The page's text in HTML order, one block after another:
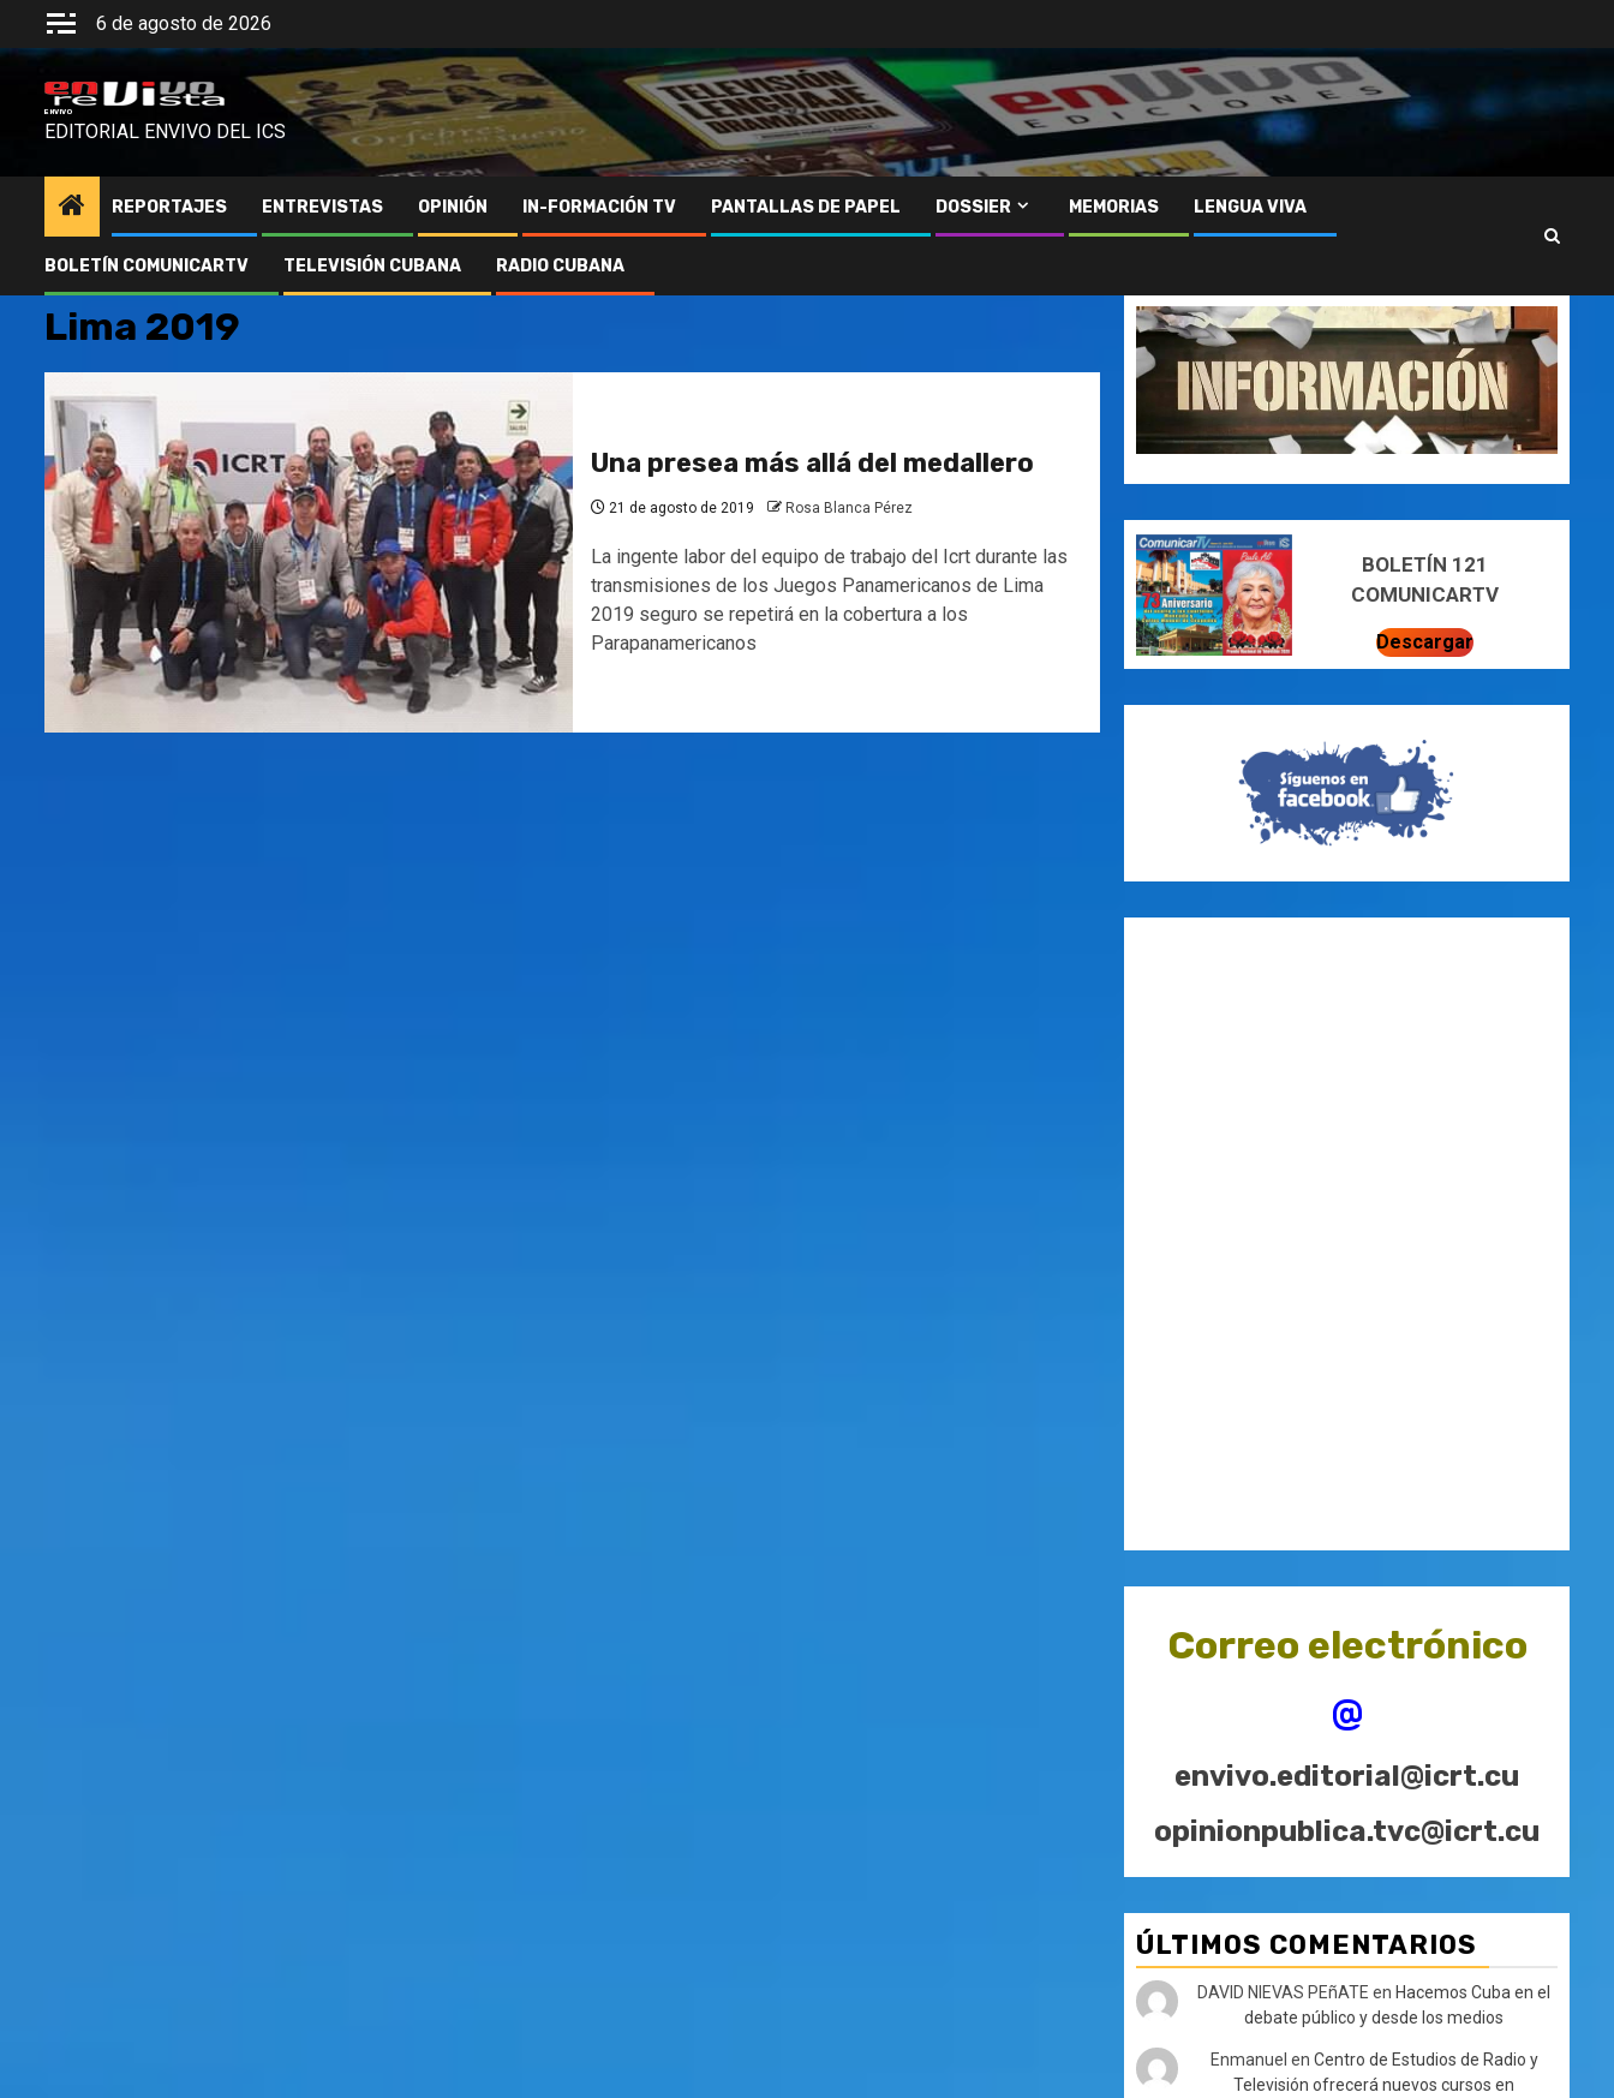
6 de agosto de 2026
ENVIVO
EDITORIAL ENVIVO DEL ICS
REPORTAJES ENTREVISTAS OPINIÓN IN-FORMACIÓN TV PANTALLAS DE PAPEL DOSSIER MEMORIAS LENGUA VIVA
BOLETÍN COMUNICARTV TELEVISIÓN CUBANA RADIO CUBANA
Lima 2019
Una presea más allá del medallero
21 de agosto de 2019 Rosa Blanca Pérez
La ingente labor del equipo de trabajo del Icrt durante las
transmisiones de los Juegos Panamericanos de Lima
2019 seguro se repetirá en la cobertura a los
Parapanamericanos
BOLETÍN 121
COMUNICARTV
Descargar
Correo electrónico
@
envivo.editorial@icrt.cu
opinionpublica.tvc@icrt.cu
ÚLTIMOS COMENTARIOS
DAVID NIEVAS PEñATE en Hacemos Cuba en el
debate público y desde los medios
Enmanuel en Centro de Estudios de Radio y
Televisión ofrecerá nuevos cursos en